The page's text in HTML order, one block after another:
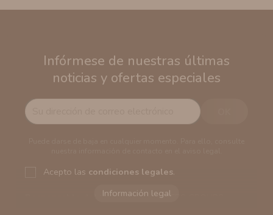
Infórmese de nuestras últimas
noticias y ofertas especiales
Acepto las condiciones legales.
Responsable del tratamiento: VAPERS GROUPS